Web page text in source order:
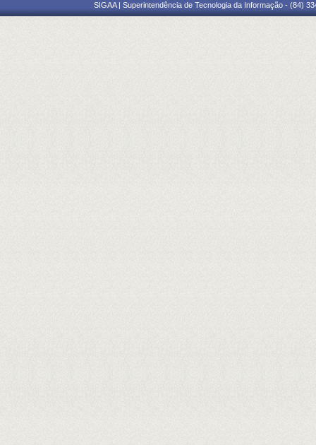
SIGAA | Superintendência de Tecnologia da Informação - (84)